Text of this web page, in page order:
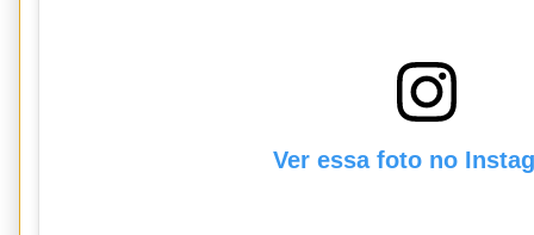
Ver essa foto no